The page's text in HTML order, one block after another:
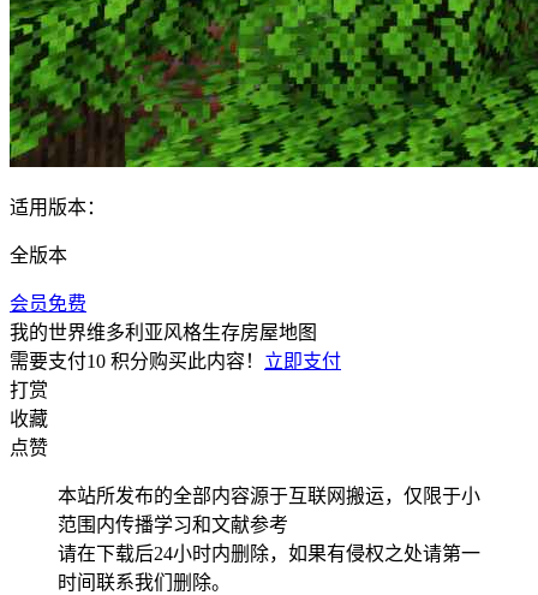
适用版本：
全版本
会员免费
我的世界维多利亚风格生存房屋地图
需要支付10 积分购买此内容！ 立即支付
打赏
收藏
点赞
本站所发布的全部内容源于互联网搬运，仅限于小
范围内传播学习和文献参考
请在下载后24小时内删除，如果有侵权之处请第一
时间联系我们删除。